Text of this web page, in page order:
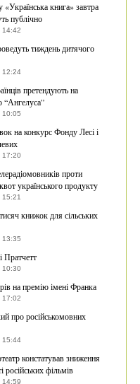
книга» завтра
публічно
14:42
тиждень дитячого
12:24
претендують на
“Ангелуса”
10:05
на конкурс Фонду Лесі і
17:20
проти
українського продукту
книжок для сільських
13:35
Пратчетт
10:30
на премію імені Франка
17:02
про російськомовних
15:44
констатував зниження
російських фільмів
14:59